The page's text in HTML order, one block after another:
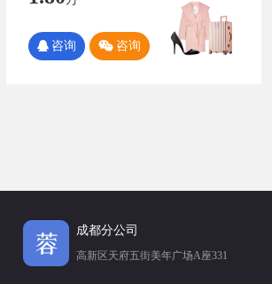
咨询 咨询
成都分公司
高新区天府五街美年广场A座331